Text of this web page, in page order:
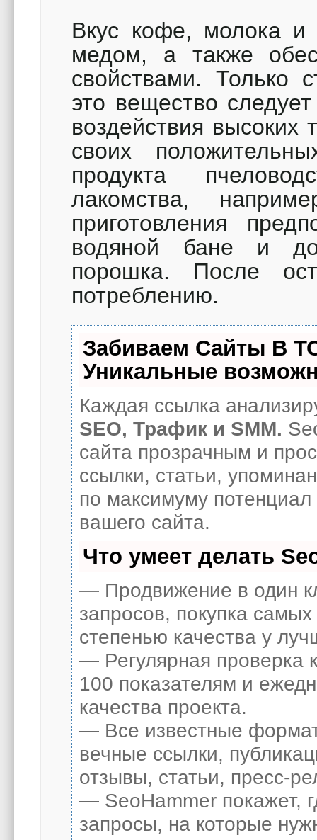
Вкус кофе, молока и
медом, а также
свойствами. Только
это вещество
воздействия высоких
своих
продукта
лакомства,
приготовления
водяной бане и
порошка. После
потреблению.
Забиваем Сайты В
Уникальные
Каждая ссылка
SEO, Трафик и SMM.
сайта прозрачным и
ссылки, статьи,
по максимуму
вашего сайта.
Что умеет делать
— Продвижение в один
запросов, покупка
степенью качества у
— Регулярная проверка
100 показателям и
качества проекта.
— Все известные
вечные ссылки,
отзывы, статьи, пресс-
— SeoHammer покажет,
запросы, на которые